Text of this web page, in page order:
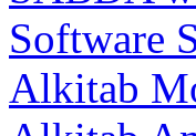
Software
Alkitab